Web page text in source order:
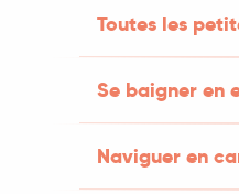
Toutes les
Se baigner en
Naviguer en
Calvignac
train !